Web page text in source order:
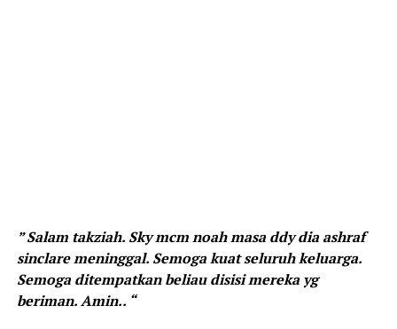
” Salam takziah. Sky mcm noah masa ddy dia ashraf
sinclare meninggal. Semoga kuat seluruh keluarga.
Semoga ditempatkan beliau disisi mereka yg
beriman. Amin.. “